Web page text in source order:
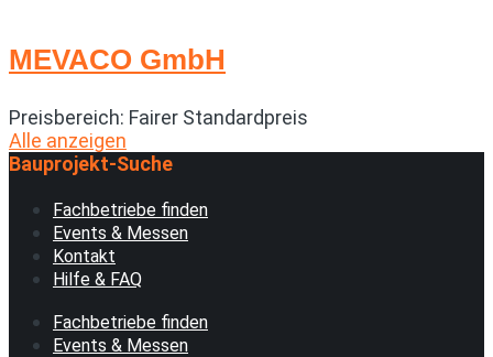
MEVACO GmbH
Preisbereich: Fairer Standardpreis
Alle anzeigen
Bauprojekt-Suche
Fachbetriebe finden
Events & Messen
Kontakt
Hilfe & FAQ
Fachbetriebe finden
Events & Messen